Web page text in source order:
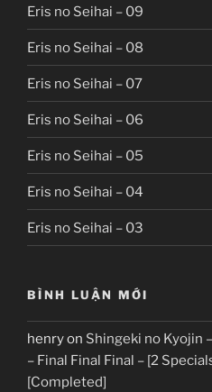
Eris no Seihai – 09
Eris no Seihai – 08
Eris no Seihai – 07
Eris no Seihai – 06
Eris no Seihai – 05
Eris no Seihai – 04
Eris no Seihai – 03
BÌNH LUẬN MỚI
henryon Shingeki no Kyojin
– Final Final Final – [2
[Completed]